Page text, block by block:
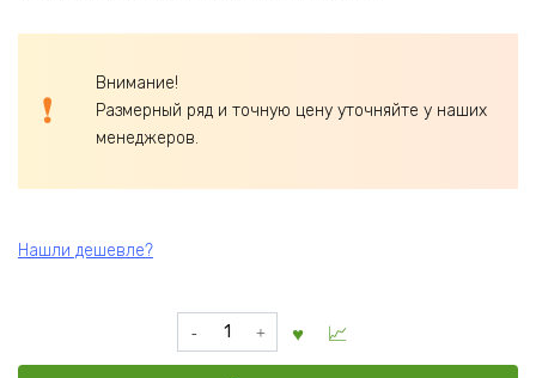
Внимание!
Размерный ряд и точную цену уточняйте у наших
менеджеров.
Нашли дешевле?
Количество
товара